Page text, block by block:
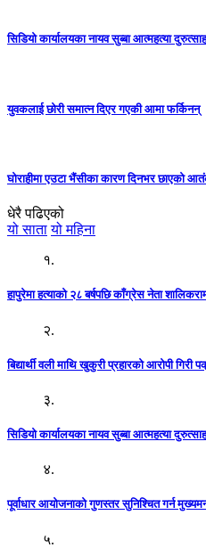
सिडियो कार्यालयका नायव सुब्बा आत्महत्या
युवकलाई छोरी समात्न दिएर गएकी आमा फर्किनन्
घोराहीमा एउटा भैंसीका कारण दिनभर छाएको
धेरै पढिएको
यो साता यो महिना
१.
हापुरेमा हत्याको २८ बर्षपछि काँग्रेस नेता
२.
बिद्यार्थी वली माथि खुकुरी प्रहारको आरोपी गिरी
३.
सिडियो कार्यालयका नायव सुब्बा आत्महत्या
४.
पूर्वाधार आयोजनाको गुणस्तर सुनिश्चित गर्न
५.